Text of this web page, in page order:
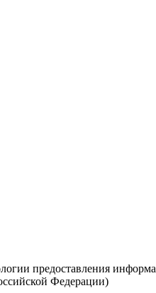
предоставления
Федерации)